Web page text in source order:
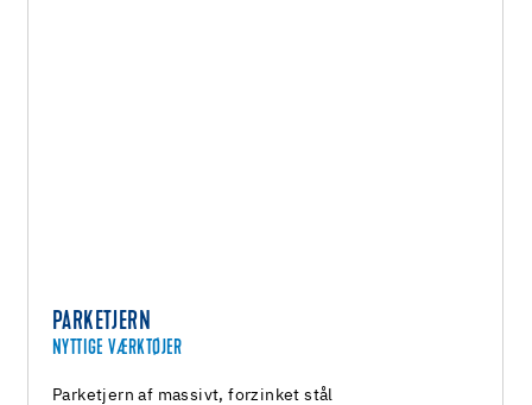
PARKETJERN
NYTTIGE VÆRKTØJER
Parketjern af massivt, forzinket stål